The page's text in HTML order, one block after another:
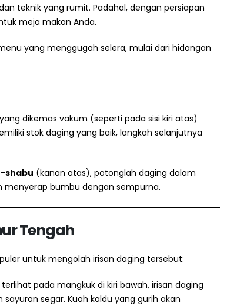
teknik yang rumit. Padahal, dengan persiapan
meja makan Anda.
yang menggugah selera, mulai dari hidangan
dikemas vakum (seperti pada sisi kiri atas)
stok daging yang baik, langkah selanjutnya
shabu (kanan atas), potonglah daging dalam
menyerap bumbu dengan sempurna.
Tengah
untuk mengolah irisan daging tersebut:
pada mangkuk di kiri bawah, irisan daging
segar. Kuah kaldu yang gurih akan